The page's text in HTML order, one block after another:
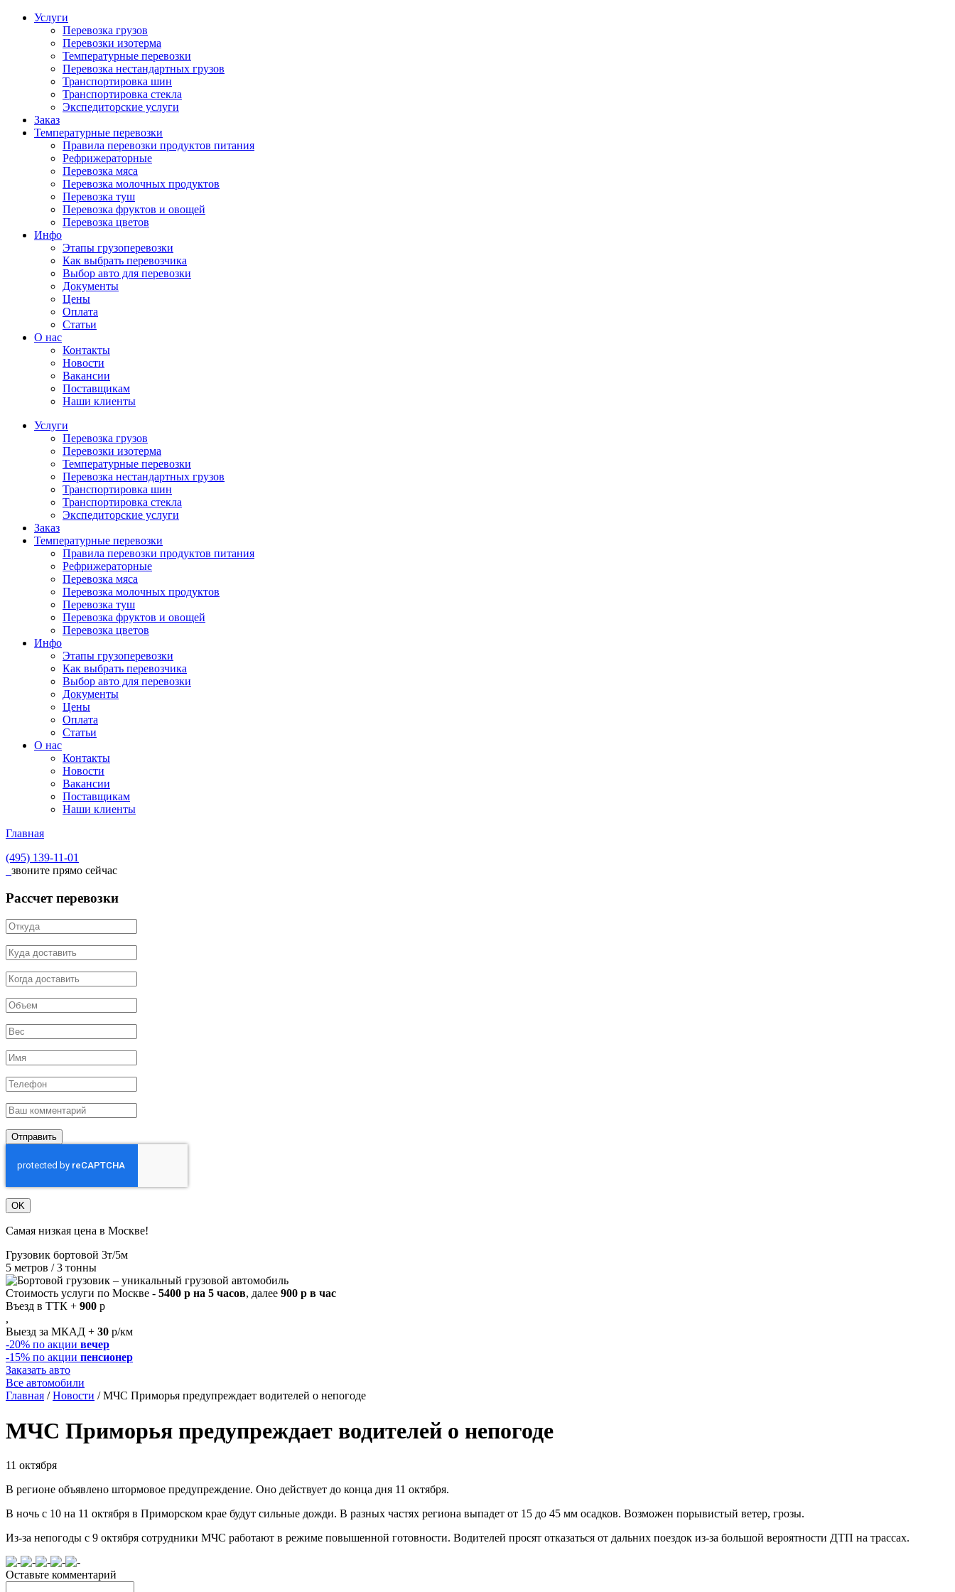
Услуги
Перевозка грузов
Перевозки изотерма
Температурные перевозки
Перевозка нестандартных грузов
Транспортировка шин
Транспортировка стекла
Экспедиторские услуги
Заказ
Температурные перевозки
Правила перевозки продуктов питания
Рефрижераторные
Перевозка мяса
Перевозка молочных продуктов
Перевозка туш
Перевозка фруктов и овощей
Перевозка цветов
Инфо
Этапы грузоперевозки
Как выбрать перевозчика
Выбор авто для перевозки
Документы
Цены
Оплата
Статьи
О нас
Контакты
Новости
Вакансии
Поставщикам
Наши клиенты
Услуги
Перевозка грузов
Перевозки изотерма
Температурные перевозки
Перевозка нестандартных грузов
Транспортировка шин
Транспортировка стекла
Экспедиторские услуги
Заказ
Температурные перевозки
Правила перевозки продуктов питания
Рефрижераторные
Перевозка мяса
Перевозка молочных продуктов
Перевозка туш
Перевозка фруктов и овощей
Перевозка цветов
Инфо
Этапы грузоперевозки
Как выбрать перевозчика
Выбор авто для перевозки
Документы
Цены
Оплата
Статьи
О нас
Контакты
Новости
Вакансии
Поставщикам
Наши клиенты
Главная
(495) 139-11-01
звоните прямо сейчас
Рассчет перевозки
Отправить
OK
Самая низкая цена в Москве!
Грузовик бортовой 3т/5м
5 метров / 3 тонны
Стоимость услуги по Москве - 5400 р на 5 часов, далее 900 р в час
Въезд в ТТК + 900 р
,
Выезд за МКАД + 30 р/км
-20% по акции вечер
-15% по акции пенсионер
Заказать авто
Все автомобили
Главная /Новости /МЧС Приморья предупреждает водителей о непогоде
МЧС Приморья предупреждает водителей о непогоде
11 октября
В регионе объявлено штормовое предупреждение. Оно действует до конца дня 11 октября.
В ночь с 10 на 11 октября в Приморском крае будут сильные дожди. В разных частях региона выпадет от 15 до 45 мм осадков. Возможен порывистый ветер, грозы.
Из-за непогоды с 9 октября сотрудники МЧС работают в режиме повышенной готовности. Водителей просят отказаться от дальних поездок из-за большой вероятности ДТП на трассах.
Оставьте комментарий